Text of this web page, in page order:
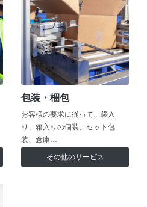
包装・梱包
お客様の要求に従って、袋入
り、箱入りの個装、セット包
装、倉庫…
その他のサービス